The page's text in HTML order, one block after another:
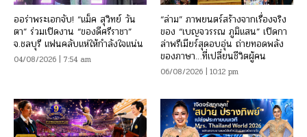
ออร่าพระเอกจับ! “แม็ค สุวิทย์ วัน
ตา” ร่วมเปิดงาน “ของดีศรีราชา”
จ.ชลบุรี แฟนคลับแห่ให้กำลังใจแน่น
04/08/2026 | 7:54 am
“ล่าม” ภาพยนตร์สร้างจากเรื่องจริง
ของ “เบญจวรรณ ภูมิแสน” เปิดกา
ล่าพรีเมียร์สุดอบอุ่น ถ่ายทอดพลัง
ของภาษา…ที่เปลี่ยนชีวิตผู้คน
06/08/2026 | 10:12 pm